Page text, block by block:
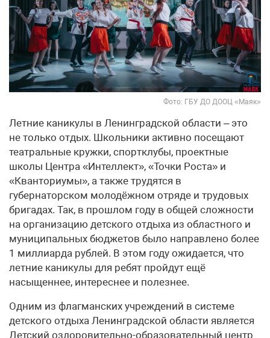
Фото: ГБУ ДО ДООЦ «Маяк»
Летние каникулы в Ленинградской области – это
не только отдых. Школьники активно посещают
театральные кружки, спортклубы, проектные
школы Центра «Интеллект», «Точки Роста» и
«Кванториумы», а также трудятся в
губернаторском молодёжном отряде и трудовых
бригадах. Так, в прошлом году в общей сложности
на организацию детского отдыха из областного и
муниципальных бюджетов было направлено более
1 миллиарда рублей. В этом году ожидается, что
летние каникулы для ребят пройдут ещё
насыщеннее, интереснее и полезнее.
Одним из флагманских учреждений в системе
детского отдыха Ленинградской области является
Детский оздоровительно-образовательный центр